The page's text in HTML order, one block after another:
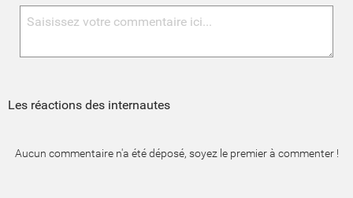
Les réactions des internautes
Aucun commentaire n'a été déposé, soyez le premier à commenter !